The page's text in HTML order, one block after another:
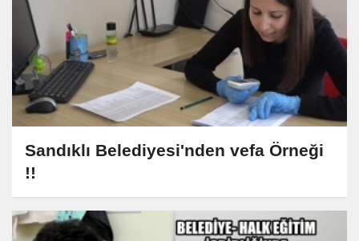
Sandıklı Belediyesi'nden vefa Örneği
!!